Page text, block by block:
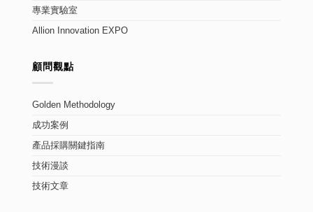
專業實驗室
Allion Innovation EXPO
顧問觀點
Golden Methodology
成功案例
產品採購關鍵指南
技術漫談
技術文章